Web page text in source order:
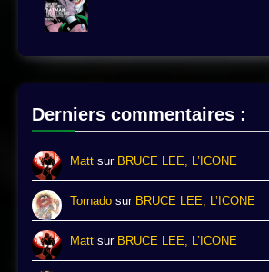
Derniers commentaires :
Matt sur BRUCE LEE, L’ICONE
Tornado sur BRUCE LEE, L’ICONE
Matt sur BRUCE LEE, L’ICONE